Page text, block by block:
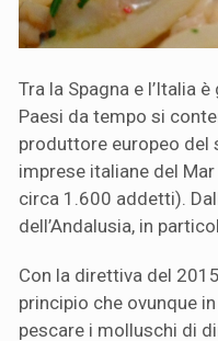
Tra la Spagna e l’Italia
Paesi da tempo si
produttore europeo del
imprese italiane del
circa 1.600 addetti).
dell’Andalusia, in
Con la direttiva del
principio che ovunque
pescare i molluschi di